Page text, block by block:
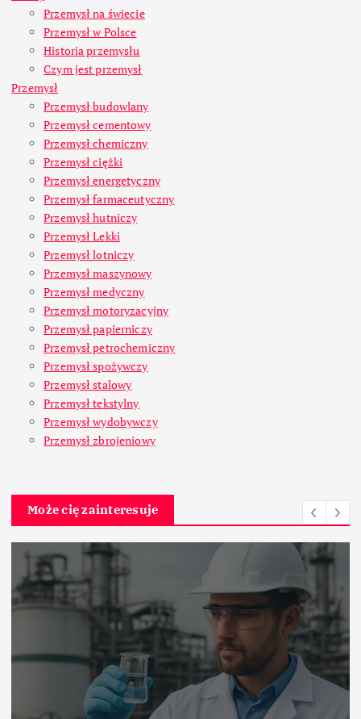
Przemysł na świecie
Przemysł w Polsce
Historia przemysłu
Czym jest przemysł
Przemysł
Przemysł budowlany
Przemysł cementowy
Przemysł chemiczny
Przemysł ciężki
Przemysł energetyczny
Przemysł farmaceutyczny
Przemysł hutniczy
Przemysł Lekki
Przemysł lotniczy
Przemysł maszynowy
Przemysł medyczny
Przemysł motoryzacyjny
Przemysł papierniczy
Przemysł petrochemiczny
Przemysł spożywczy
Przemysł stalowy
Przemysł tekstylny
Przemysł wydobywczy
Przemysł zbrojeniowy
Może cię zainteresuje